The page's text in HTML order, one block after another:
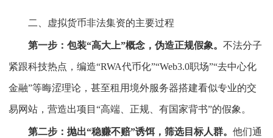
二、虚拟货币非法集资的主要过程
第一步：包装“高大上”概念，伪造正规假象。 不法分子
紧跟科技热点，编造“RWA代币化”“Web3.0职场”“去中心化
金融”等晦涩理论，甚至租用境外服务器搭建看似专业的交
易网站，营造出项目“高端、正规、有国家背书”的假象。
第二步：抛出“稳赚不赔”诱饵，筛选目标人群。 他们通